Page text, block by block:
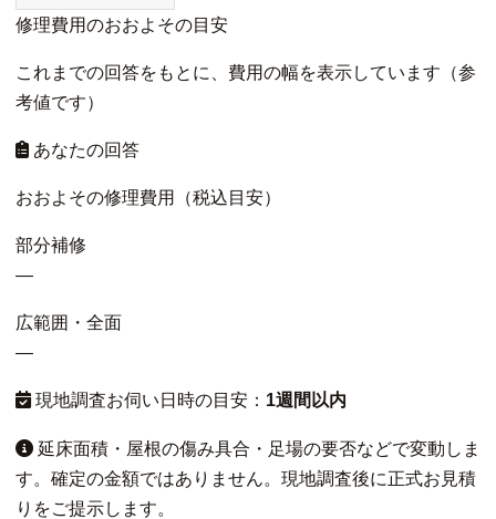
修理費用のおおよその目安
これまでの回答をもとに、費用の幅を表示しています（参
考値です）
あなたの回答
おおよその修理費用（税込目安）
部分補修
—
広範囲・全面
—
現地調査お伺い日時の目安： 1週間以内
延床面積・屋根の傷み具合・足場の要否などで変動しま
す。確定の金額ではありません。現地調査後に正式お見積
りをご提示します。